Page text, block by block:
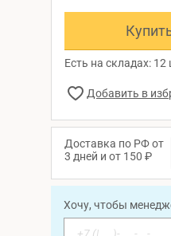
Есть на складах: 12
Доставка по РФ от
3 дней и от 150 ₽
Хочу, чтобы